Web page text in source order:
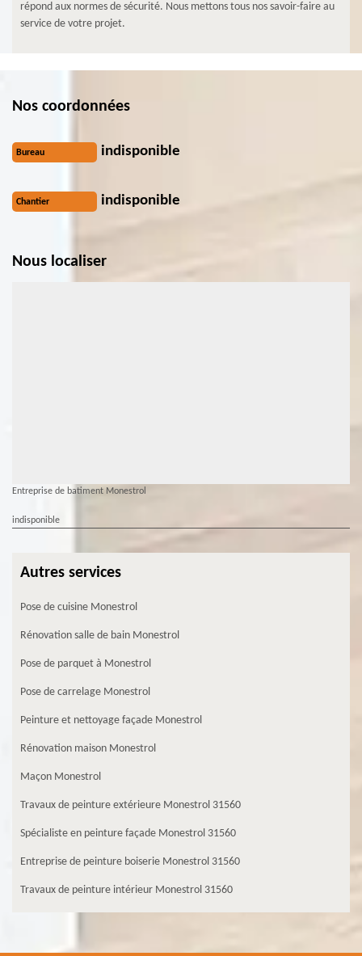
répond aux normes de sécurité. Nous mettons tous nos savoir-faire au
service de votre projet.
Nos coordonnées
Bureau indisponible
Chantier indisponible
Nous localiser
Entreprise de batiment Monestrol
indisponible
Autres services
Pose de cuisine Monestrol
Rénovation salle de bain Monestrol
Pose de parquet à Monestrol
Pose de carrelage Monestrol
Peinture et nettoyage façade Monestrol
Rénovation maison Monestrol
Maçon Monestrol
Travaux de peinture extérieure Monestrol 31560
Spécialiste en peinture façade Monestrol 31560
Entreprise de peinture boiserie Monestrol 31560
Travaux de peinture intérieur Monestrol 31560